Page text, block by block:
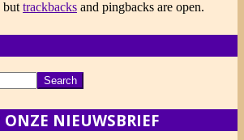
but trackbacks and pingbacks are open.
NIEUWSBRIEF